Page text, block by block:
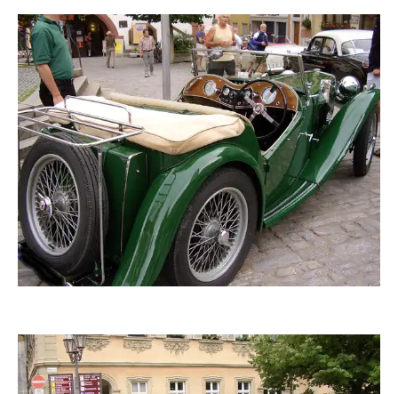
zaubervogel